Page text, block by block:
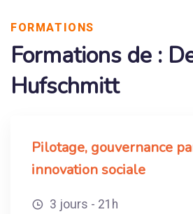
FORMATIONS
Formations de :
Hufschmitt
Pilotage, gouvernance
innovation sociale
3 jours - 21h